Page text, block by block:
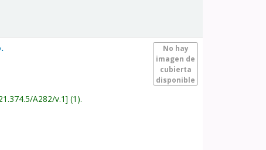
No hay
imagen de
cubierta
disponible
A282/v.1 (1).